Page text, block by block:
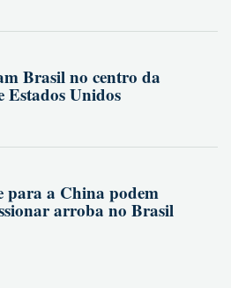
Brasil no centro da
Estados Unidos
para a China podem
arroba no Brasil